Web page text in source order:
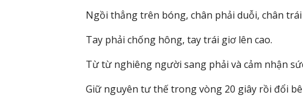
Ngồi thẳng trên bóng, chân phải duỗi, chân
Tay phải chống hông, tay trái giơ lên cao.
Từ từ nghiêng người sang phải và cảm nhận
Giữ nguyên tư thế trong vòng 20 giây rồi đổi